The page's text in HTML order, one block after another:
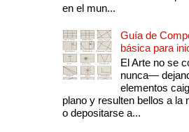
en el mun...
Guía de
básica para
El Arte no se
nunca—
elementos
plano y resulten bellos a la
o depositarse a...